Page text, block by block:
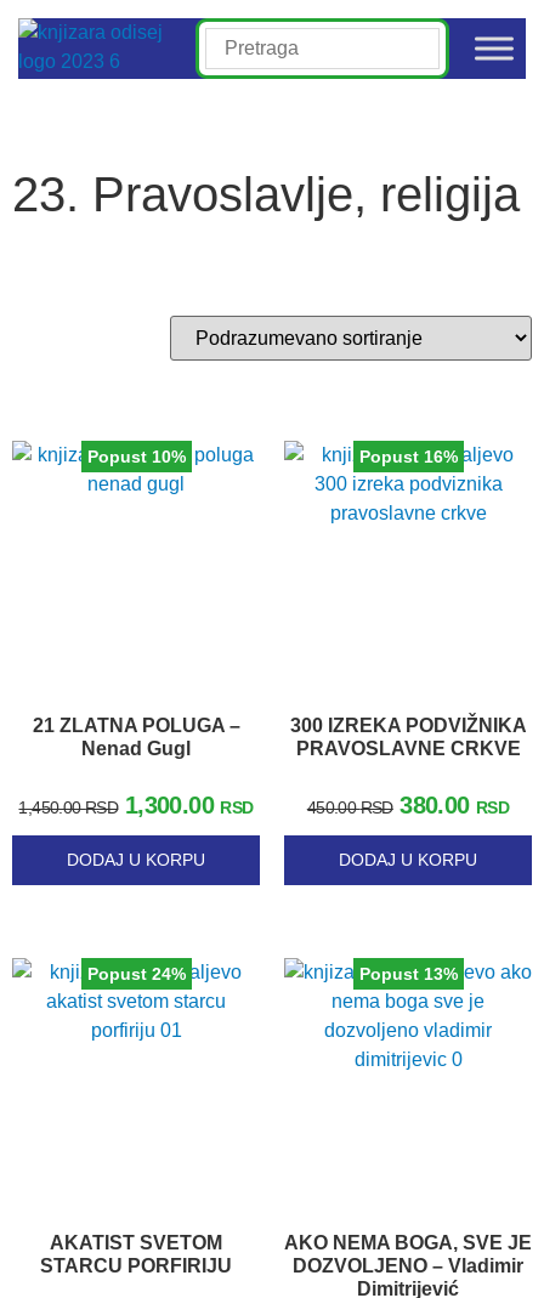
23. Pravoslavlje, religija
Popust 10%
21 ZLATNA POLUGA –
Nenad Gugl
1,450.00RSD 1,300.00 RSD
DODAJ U KORPU
Popust 16%
300 IZREKA PODVIŽNIKA
PRAVOSLAVNE CRKVE
450.00RSD 380.00 RSD
DODAJ U KORPU
Popust 24%
AKATIST SVETOM
STARCU PORFIRIJU
Popust 13%
AKO NEMA BOGA, SVE JE
DOZVOLJENO – Vladimir
Dimitrijević